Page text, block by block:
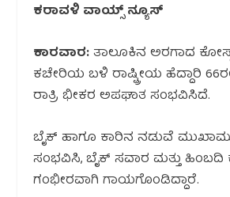
ಕರಾವಳಿ ವಾಯ್ಸ್ ನ್ಯೂಸ್
ಕಾರವಾರ:ತಾಲೂಕಿನ ಅರಗಾದ
ಕಚೇರಿಯ ಬಳಿ ರಾಷ್ಟ್ರೀಯ ಹೆದ್ದಾರಿ
ರಾತ್ರಿ ಭೀಕರ ಅಪಘಾತ ಸಂಭವಿಸಿದೆ.
ಬೈಕ್ ಹಾಗೂ ಕಾರಿನ ನಡುವೆ
ಸಂಭವಿಸಿ, ಬೈಕ್ ಸವಾರ ಮತ್ತು ಹಿಂಬದಿ
ಗಂಭೀರವಾಗಿ ಗಾಯಗೊಂಡಿದ್ದಾರೆ.